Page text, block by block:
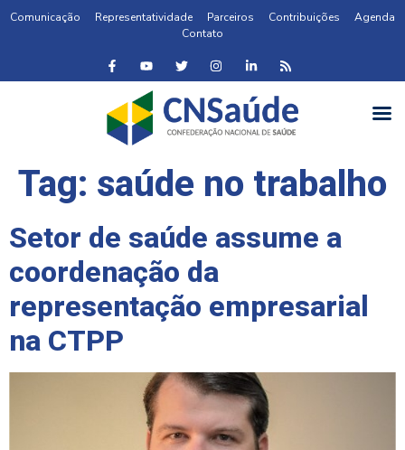
Comunicação Representatividade Parceiros Contribuições
Agenda
Contato
Tag: saúde no trabalho
Setor de saúde assume a
coordenação da
representação empresarial
na CTPP